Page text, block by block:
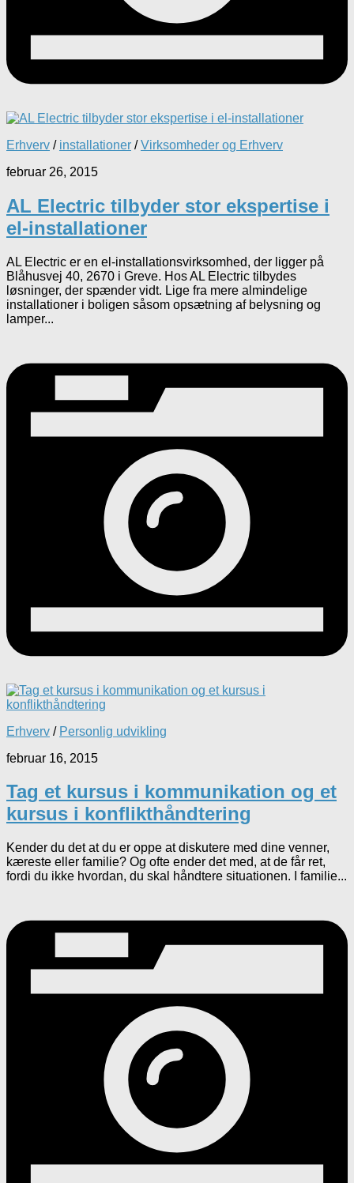
Erhverv / installationer /Virksomheder og Erhverv
februar 26, 2015
AL Electric tilbyder stor ekspertise i
el-installationer
AL Electric er en el-installationsvirksomhed, der ligger på
Blåhusvej 40, 2670 i Greve. Hos AL Electric tilbydes
løsninger, der spænder vidt. Lige fra mere almindelige
installationer i boligen såsom opsætning af belysning og
lamper...
Erhverv / Personlig udvikling
februar 16, 2015
Tag et kursus i kommunikation og et
kursus i konflikthåndtering
Kender du det at du er oppe at diskutere med dine venner,
kæreste eller familie? Og ofte ender det med, at de får ret,
fordi du ikke hvordan, du skal håndtere situationen. I familie...